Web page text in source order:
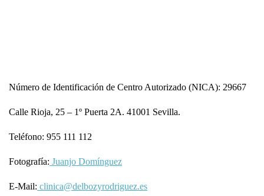
Número de Identificación de Centro Autorizado (NICA): 29667
Calle Rioja, 25 – 1º Puerta 2A. 41001 Sevilla.
Teléfono: 955 111 112
Fotografía: Juanjo Domínguez
E-Mail: clinica@delbozyrodriguez.es